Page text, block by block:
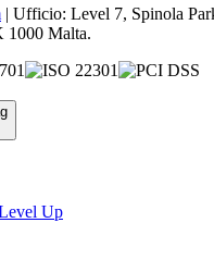
| Ufficio: Level 7, Spinola
1000 Malta.
Up